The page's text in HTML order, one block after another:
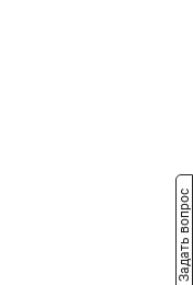
Задать вопрос